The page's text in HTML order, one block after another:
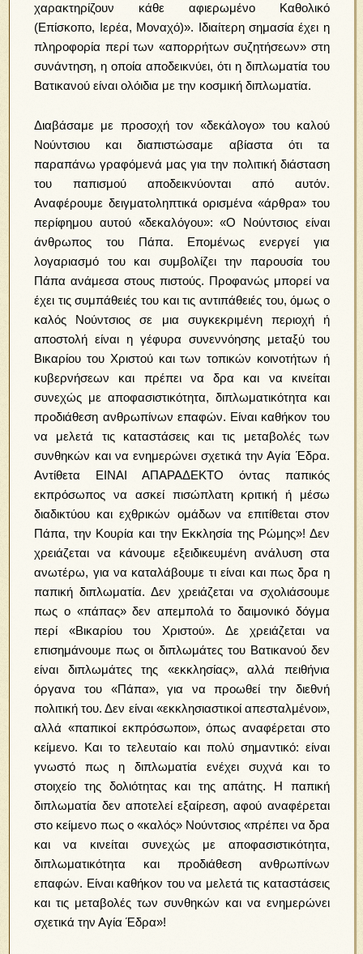
χαρακτηρίζουν κάθε αφιερωμένο Καθολικό
(Επίσκοπο, Ιερέα, Μοναχό)». Ιδιαίτερη σημασία έχει η
πληροφορία περί των «απορρήτων συζητήσεων» στη
συνάντηση, η οποία αποδεικνύει, ότι η διπλωματία του
Βατικανού είναι ολόιδια με την κοσμική διπλωματία.
Διαβάσαμε με προσοχή τον «δεκάλογο» του καλού
Νούντσιου και διαπιστώσαμε αβίαστα ότι τα
παραπάνω γραφόμενά μας για την πολιτική διάσταση
του παπισμού αποδεικνύονται από αυτόν.
Αναφέρουμε δειγματοληπτικά ορισμένα «άρθρα» του
περίφημου αυτού «δεκαλόγου»: «Ο Νούντσιος είναι
άνθρωπος του Πάπα. Επομένως ενεργεί για
λογαριασμό του και συμβολίζει την παρουσία του
Πάπα ανάμεσα στους πιστούς. Προφανώς μπορεί να
έχει τις συμπάθειές του και τις αντιπάθειές του, όμως ο
καλός Νούντσιος σε μια συγκεκριμένη περιοχή ή
αποστολή είναι η γέφυρα συνεννόησης μεταξύ του
Βικαρίου του Χριστού και των τοπικών κοινοτήτων ή
κυβερνήσεων και πρέπει να δρα και να κινείται
συνεχώς με αποφασιστικότητα, διπλωματικότητα και
προδιάθεση ανθρωπίνων επαφών. Είναι καθήκον του
να μελετά τις καταστάσεις και τις μεταβολές των
συνθηκών και να ενημερώνει σχετικά την Αγία Έδρα.
Αντίθετα ΕΙΝΑΙ ΑΠΑΡΑΔΕΚΤΟ όντας παπικός
εκπρόσωπος να ασκεί πισώπλατη κριτική ή μέσω
διαδικτύου και εχθρικών ομάδων να επιτίθεται στον
Πάπα, την Κουρία και την Εκκλησία της Ρώμης»! Δεν
χρειάζεται να κάνουμε εξειδικευμένη ανάλυση στα
ανωτέρω, για να καταλάβουμε τι είναι και πως δρα η
παπική διπλωματία. Δεν χρειάζεται να σχολιάσουμε
πως ο «πάπας» δεν απεμπολά το δαιμονικό δόγμα
περί «Βικαρίου του Χριστού». Δε χρειάζεται να
επισημάνουμε πως οι διπλωμάτες του Βατικανού δεν
είναι διπλωμάτες της «εκκλησίας», αλλά πειθήνια
όργανα του «Πάπα», για να προωθεί την διεθνή
πολιτική του. Δεν είναι «εκκλησιαστικοί απεσταλμένοι»,
αλλά «παπικοί εκπρόσωποι», όπως αναφέρεται στο
κείμενο. Και το τελευταίο και πολύ σημαντικό: είναι
γνωστό πως η διπλωματία ενέχει συχνά και το
στοιχείο της δολιότητας και της απάτης. Η παπική
διπλωματία δεν αποτελεί εξαίρεση,αφού αναφέρεται
στο κείμενο πως ο «καλός» Νούντσιος «πρέπει να δρα
και να κινείται συνεχώς με αποφασιστικότητα,
διπλωματικότητα και προδιάθεση ανθρωπίνων
επαφών. Είναι καθήκον του να μελετά τις καταστάσεις
και τις μεταβολές των συνθηκών και να ενημερώνει
σχετικά την Αγία Έδρα»!